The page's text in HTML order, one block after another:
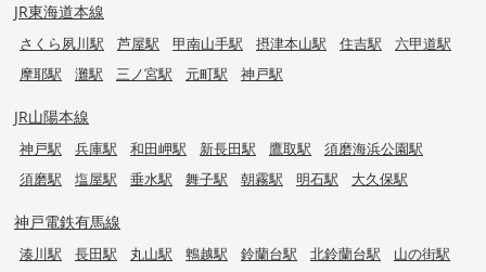
JR東海道本線
さくら夙川駅 芦屋駅 甲南山手駅 摂津本山駅 住吉駅
六甲道駅
摩耶駅
灘駅 三ノ宮駅 元町駅 神戸駅
JR山陽本線
神戸駅 兵庫駅 和田岬駅 新長田駅 鷹取駅
須磨海浜公園駅
須磨駅
塩屋駅 垂水駅 舞子駅 朝霧駅 明石駅 大久保駅
神戸電鉄有馬線
湊川駅 長田駅 丸山駅 鵯越駅 鈴蘭台駅 北鈴蘭台駅
山の街駅